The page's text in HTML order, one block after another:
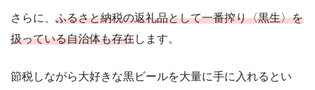
さらに、 ふるさと納税の返礼品として一番搾り〈黒生〉を
扱っている自治体も存在します。
節税しながら大好きな黒ビールを大量に手に入れるとい